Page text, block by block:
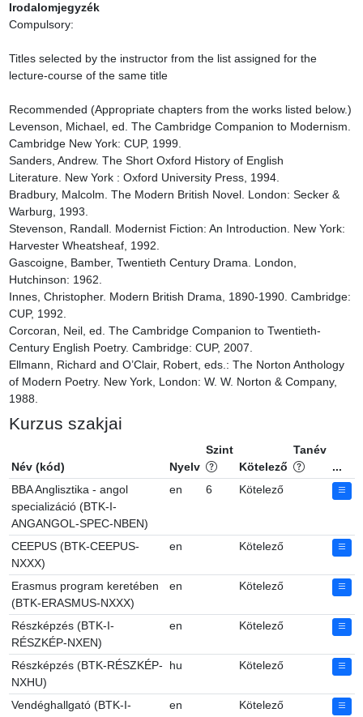
Irodalomjegyzék
Compulsory:
Titles selected by the instructor from the list assigned for the
lecture-course of the same title
Recommended (Appropriate chapters from the works listed below.)
Levenson, Michael, ed. The Cambridge Companion to Modernism.
Cambridge New York: CUP, 1999.
Sanders, Andrew. The Short Oxford History of English
Literature. New York : Oxford University Press, 1994.
Bradbury, Malcolm. The Modern British Novel. London: Secker &
Warburg, 1993.
Stevenson, Randall. Modernist Fiction: An Introduction. New York:
Harvester Wheatsheaf, 1992.
Gascoigne, Bamber, Twentieth Century Drama. London,
Hutchinson: 1962.
Innes, Christopher. Modern British Drama, 1890-1990. Cambridge:
CUP, 1992.
Corcoran, Neil, ed. The Cambridge Companion to Twentieth-
Century English Poetry. Cambridge: CUP, 2007.
Ellmann, Richard and O’Clair, Robert, eds.: The Norton Anthology
of Modern Poetry. New York, London: W. W. Norton & Company,
1988.
Kurzus szakjai
Név (kód) Nyelv
Szint
Kötelező
Tanév
...
BBA Anglisztika - angol
specializáció (BTK-I-
ANGANGOL-SPEC-NBEN)
en 6 Kötelező
CEEPUS (BTK-CEEPUS-
NXXX)
en Kötelező
Erasmus program keretében
(BTK-ERASMUS-NXXX)
en Kötelező
Részképzés (BTK-I-
RÉSZKÉP-NXEN)
en Kötelező
Részképzés (BTK-RÉSZKÉP-
NXHU)
hu Kötelező
Vendéghallgató (BTK-I-
en Kötelező